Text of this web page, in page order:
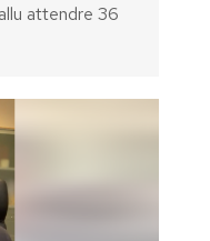
attendre 36